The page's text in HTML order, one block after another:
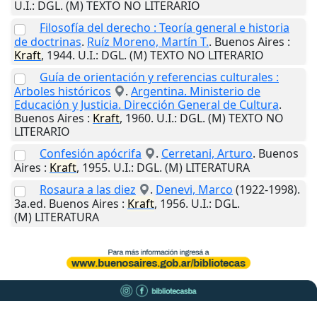
U.I.: DGL. (M) TEXTO NO LITERARIO
Filosofía del derecho : Teoría general e historia
de doctrinas. Ruíz Moreno, Martín T.. Buenos Aires :
Kraft, 1944. U.I.: DGL. (M) TEXTO NO LITERARIO
Guía de orientación y referencias culturales :
Arboles históricos
. Argentina. Ministerio de
Educación y Justicia. Dirección General de Cultura.
Buenos Aires : Kraft, 1960. U.I.: DGL. (M) TEXTO NO
LITERARIO
Confesión apócrifa
. Cerretani, Arturo. Buenos
Aires : Kraft, 1955. U.I.: DGL. (M) LITERATURA
Rosaura a las diez
. Denevi, Marco (1922-1998).
3a.ed. Buenos Aires : Kraft, 1956. U.I.: DGL.
(M) LITERATURA